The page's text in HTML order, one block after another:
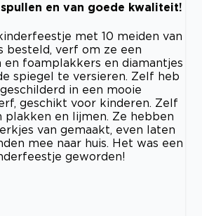
en van goede kwaliteit!
met 10 meiden van
besteld, verf om ze een
foamplakkers en diamantjes
spiegel te versieren. Zelf heb
in een mooie
geschikt voor kinderen. Zelf
plakken en lijmen. Ze hebben
van gemaakt, even laten
mee naar huis. Het was een
geworden!